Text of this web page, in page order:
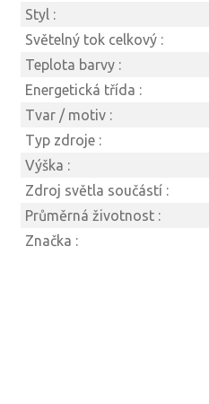
Styl :
Světelný tok celkový :
Teplota barvy :
Energetická třída :
Tvar / motiv :
Typ zdroje :
Výška :
Zdroj světla součástí :
Průměrná životnost :
Značka :